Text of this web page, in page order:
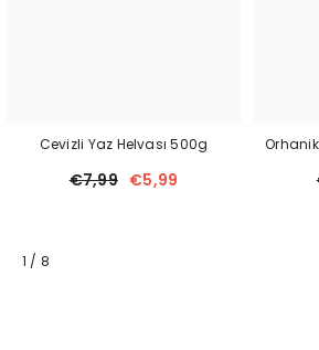
Cevizli Yaz Helvası 500g
€7,99 €5,99
1 / van
8